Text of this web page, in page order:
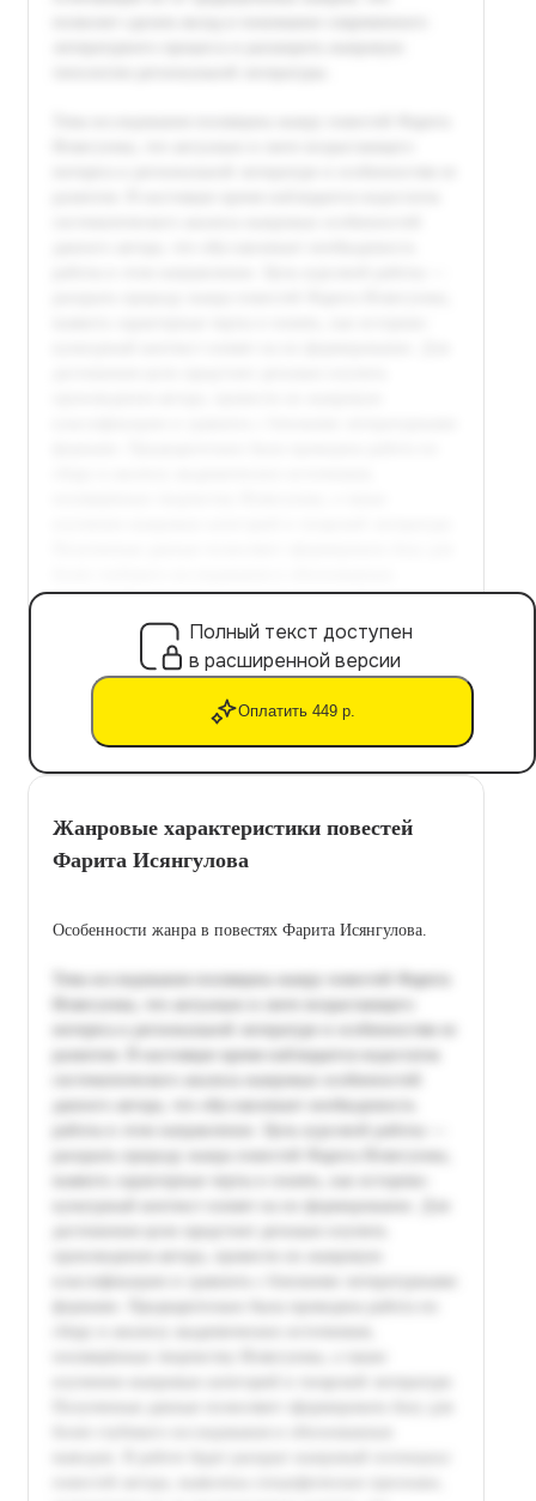
Полный текст доступен
в расширенной версии
Оплатить 449 р.
Жанровые характеристики повестей
Фарита Исянгулова
Особенности жанра в повестях Фарита Исянгулова.